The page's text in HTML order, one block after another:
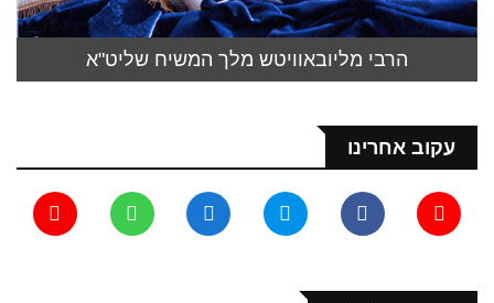
הרבי מליובאוויטש מלך המשיח שליט"א
עקוב אחרינו